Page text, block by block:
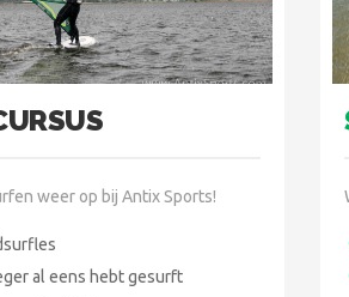
weer op bij Antix Sports!
al eens hebt gesurft